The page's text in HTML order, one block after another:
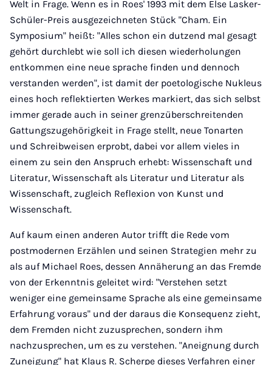
Welt in Frage. Wenn es in Roes' 1993 mit dem Else Lasker-
Schüler-Preis ausgezeichneten Stück "Cham. Ein
Symposium" heißt: "Alles schon ein dutzend mal gesagt
gehört durchlebt wie soll ich diesen wiederholungen
entkommen eine neue sprache finden und dennoch
verstanden werden", ist damit der poetologische Nukleus
eines hoch reflektierten Werkes markiert, das sich selbst
immer gerade auch in seiner grenzüberschreitenden
Gattungszugehörigkeit in Frage stellt, neue Tonarten
und Schreibweisen erprobt, dabei vor allem vieles in
einem zu sein den Anspruch erhebt: Wissenschaft und
Literatur, Wissenschaft als Literatur und Literatur als
Wissenschaft, zugleich Reflexion von Kunst und
Wissenschaft.
Auf kaum einen anderen Autor trifft die Rede vom
postmodernen Erzählen und seinen Strategien mehr zu
als auf Michael Roes, dessen Annäherung an das Fremde
von der Erkenntnis geleitet wird: "Verstehen setzt
weniger eine gemeinsame Sprache als eine gemeinsame
Erfahrung voraus" und der daraus die Konsequenz zieht,
dem Fremden nicht zuzusprechen, sondern ihm
nachzusprechen, um es zu verstehen. "Aneignung durch
Zuneigung" hat Klaus R. Scherpe dieses Verfahren einer